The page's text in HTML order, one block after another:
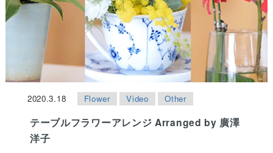
2020.3.18 Flower Video Other
テーブルフラワーアレンジ Arranged by 廣澤
洋子